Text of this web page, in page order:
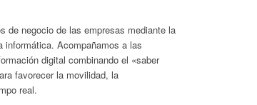
de negocio de las empresas mediante la
Acompañamos a las
digital combinando el «saber
favorecer la movilidad, la
real.